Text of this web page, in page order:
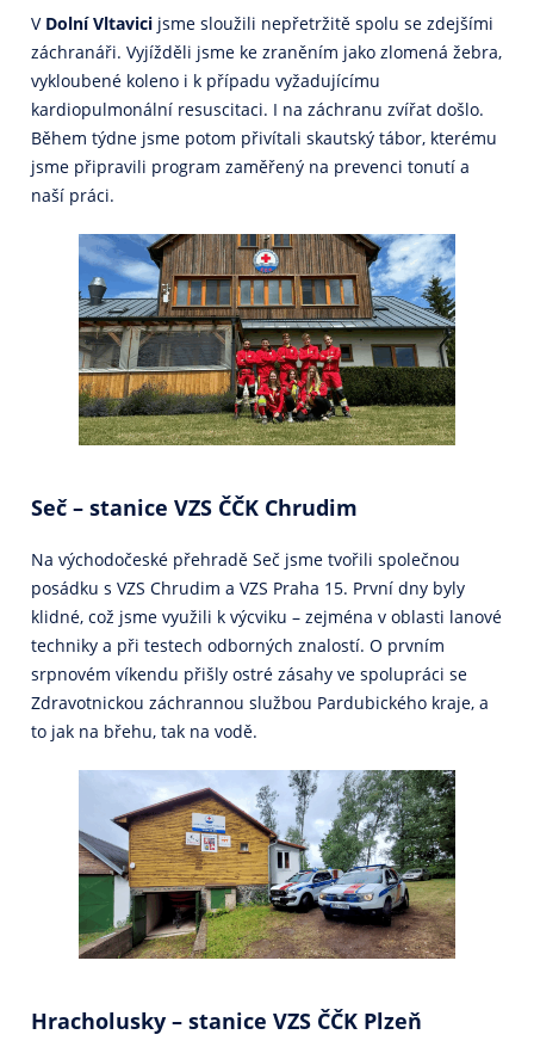
V Dolní Vltavici jsme sloužili nepřetržitě spolu se zdejšími
záchranáři. Vyjížděli jsme ke zraněním jako zlomená žebra,
vykloubené koleno i k případu vyžadujícímu
kardiopulmonální resuscitaci. I na záchranu zvířat došlo.
Během týdne jsme potom přivítali skautský tábor, kterému
jsme připravili program zaměřený na prevenci tonutí a
naší práci.
Seč – stanice VZS ČČK Chrudim
Na východočeské přehradě Seč jsme tvořili společnou
posádku s VZS Chrudim a VZS Praha 15. První dny byly
klidné, což jsme využili k výcviku – zejména v oblasti lanové
techniky a při testech odborných znalostí. O prvním
srpnovém víkendu přišly ostré zásahy ve spolupráci se
Zdravotnickou záchrannou službou Pardubického kraje, a
to jak na břehu, tak na vodě.
Hracholusky – stanice VZS ČČK Plzeň